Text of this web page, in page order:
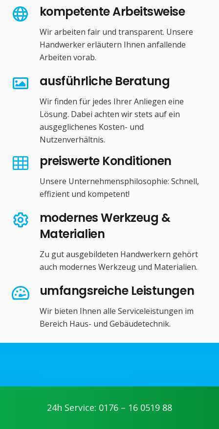
kompetente Arbeitsweise
Wir arbeiten fair und transparent. Unsere
Handwerker erläutern Ihnen anfallende
Arbeiten vorab.
ausführliche Beratung
Wir finden für jedes Ihrer Anliegen eine
Lösung. Dabei achten wir stets auf ein
ausgeglichenes Kosten- und
Nutzenverhältnis.
preiswerte Konditionen
Unsere Unternehmensphilosophie: Schnell,
effizient und kompetent!
modernes Werkzeug &
Materialien
Zu gut ausgebildeten Handwerkern gehört
auch modernes Werkzeug und Materialien.
umfangsreiche Leistungen
Wir bieten Ihnen alle Serviceleistungen im
Bereich Haus- und Gebäudetechnik.
24h Service: 0176 – 16 0519 88